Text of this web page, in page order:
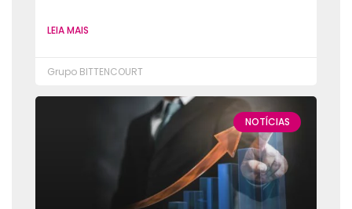
LEIA MAIS
Grupo BITTENCOURT
NOTÍCIAS